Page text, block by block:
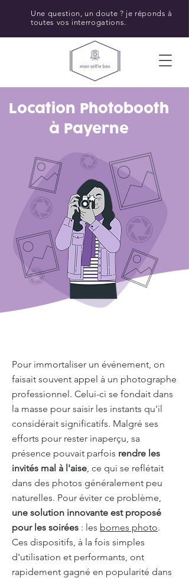
Une question, un doute ? je réponds à
toutes vos interrogations.
Location Photobooth
à Payerne
Pour immortaliser un événement, on
faisait souvent appel à un photographe
professionnel. Celui-ci se fondait dans
la masse pour saisir les instants qu'il
considérait significatifs. Malgré ses
efforts pour rester inaperçu, sa
présence pouvait parfois rendre les
invités mal à l'aise, ce qui se reflétait
dans des photos généralement peu
naturelles. Pour éviter ce problème,
une solution innovante est proposé
pour les soirées : les bornes photo.
Ces dispositifs, à la fois simples
d'utilisation et performants, ont
rapidement gagné en popularité dans